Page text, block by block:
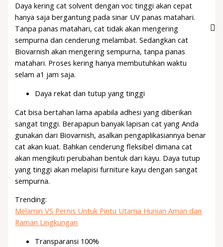
Daya kering cat solvent dengan voc tinggi akan cepat
hanya saja bergantung pada sinar UV panas matahari.
Tanpa panas matahari, cat tidak akan mengering
sempurna dan cenderung melambat. Sedangkan cat
Biovarnish akan mengering sempurna, tanpa panas
matahari. Proses kering hanya membutuhkan waktu
selam a1 jam saja.
Daya rekat dan tutup yang tinggi
Cat bisa bertahan lama apabila adhesi yang diberikan
sangat tinggi. Berapapun banyak lapisan cat yang Anda
gunakan dari Biovarnish, asalkan pengaplikasiannya benar
cat akan kuat. Bahkan cenderung fleksibel dimana cat
akan mengikuti perubahan bentuk dari kayu. Daya tutup
yang tinggi akan melapisi furniture kayu dengan sangat
sempurna.
Trending:
Melamin VS Pernis Untuk Pintu Utama Hunian Aman dan
Raman Lingkungan
Transparansi 100%